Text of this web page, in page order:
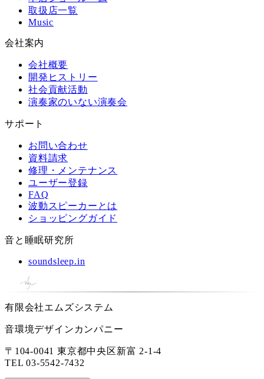
取扱店一覧
Music
会社案内
会社概要
開発ヒストリー
社会貢献活動
演奏家のいない演奏会
サポート
お問い合わせ
資料請求
修理・メンテナンス
ユーザー登録
FAQ
波動スピーカーとは
ショッピングガイド
音と睡眠研究所
soundsleep.in
有限会社エムズシステム
音環境デザインカンパニー
〒104-0041 東京都中央区新富 2-1-4
TEL03-5542-7432